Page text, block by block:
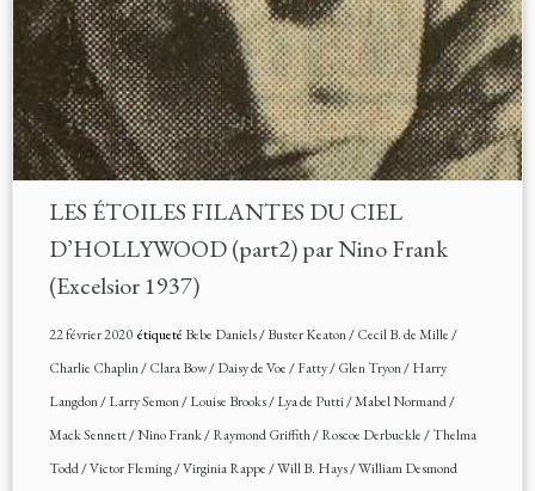
LES ÉTOILES FILANTES DU CIEL
D’HOLLYWOOD (part2) par Nino Frank
(Excelsior 1937)
22 février 2020étiqueté Bebe Daniels/Buster Keaton/Cecil B. de Mille/
Charlie Chaplin/Clara Bow/Daisy de Voe/Fatty/Glen Tryon/Harry
Langdon/Larry Semon/Louise Brooks/Lya de Putti/Mabel Normand/
Mack Sennett/Nino Frank/Raymond Griffith/Roscoe Derbuckle/Thelma
Todd/Victor Fleming/Virginia Rappe/Will B. Hays/William Desmond